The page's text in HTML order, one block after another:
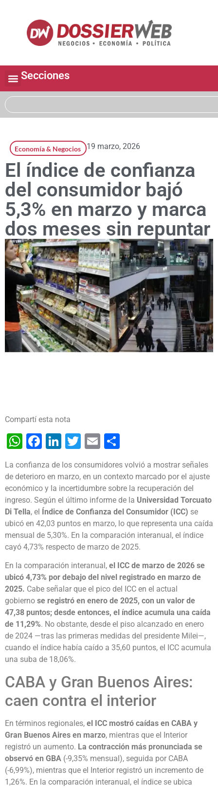
Secciones
Economía & Negocios 19 marzo, 2026
El índice de confianza
del consumidor bajó
5,3% en marzo y marca
dos meses sin repuntar
Compartí esta nota
WhatsApp
Facebook
LinkedIn
Twitter
Email
La confianza de los consumidores volvió a mostrar señales
de deterioro en marzo, en un contexto marcado por el ajuste
económico y la incertidumbre sobre la recuperación del
ingreso. Según el último informe de la Universidad Torcuato
Di Tella, el Índice de Confianza del Consumidor (ICC) se
ubicó en 42,03 puntos en marzo, lo que representa una caída
mensual de 5,30%. En la comparación interanual, el índice
cayó 4,73% respecto de marzo de 2025.
En la comparación interanual, el ICC de marzo de 2026 se
ubicó 4,73% por debajo del nivel registrado en marzo de
2025. Cabe señalar que el pico del ICC en el actual
gobierno se registró en enero de 2025, con un valor de
47,38 puntos; desde entonces, el índice acumula una caída
de 11,29%. No obstante, desde el piso alcanzado en enero
de 2024 —tras las primeras medidas del presidente Milei—,
cuando el índice había caído a 35,60 puntos, el ICC acumula
una suba de 18,06%.
CABA y Gran Buenos Aires:
caen contra el interior
En términos regionales, el ICC mostró caídas en CABA y
Gran Buenos Aires en marzo, mientras que el Interior
registró un aumento. La contracción más pronunciada se
observó en GBA (-9,35% mensual), seguida por CABA
(-6,99%), mientras que el Interior registró un incremento de
1,26%. En la comparación interanual, el índice se ubica